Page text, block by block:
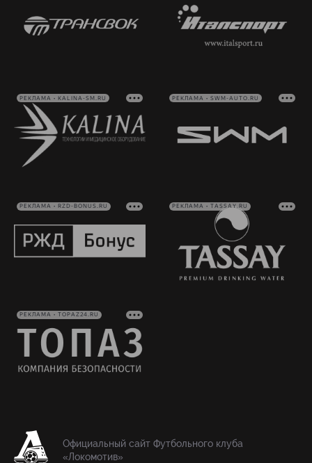
РЕКЛАМА • KALINA-SM.RU РЕКЛАМА • SWM-AUTO.RU
РЕКЛАМА • RZD-BONUS.RU РЕКЛАМА • TASSAY.RU
РЕКЛАМА • TOPAZ24.RU
Официальный сайт Футбольного клуба
«Локомотив»